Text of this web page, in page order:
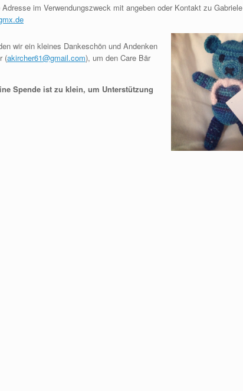
im Verwendungszweck mit angeben oder Kontakt zu Gabriele
wir ein kleines Dankeschön und Andenken
(akircher61@gmail.com), um den Care Bär
Spende ist zu klein, um Unterstützung